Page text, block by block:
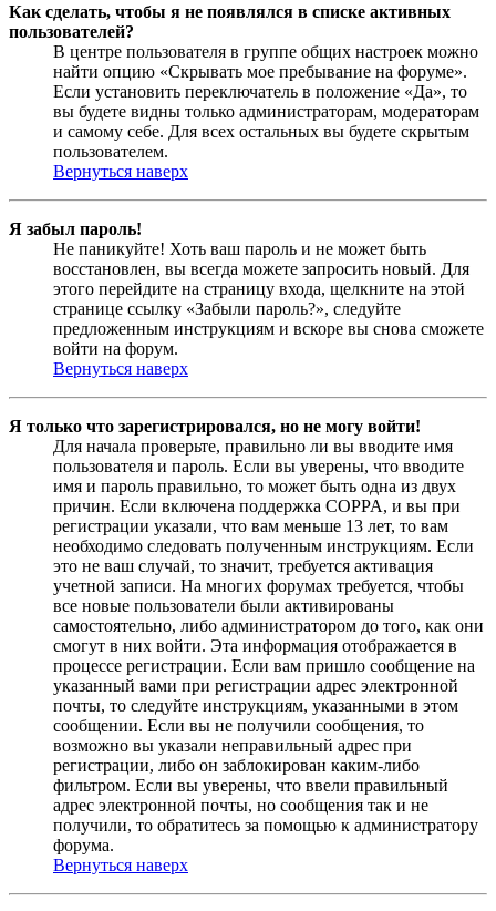
Как сделать, чтобы я не появлялся в списке активных
пользователей?
В центре пользователя в группе общих настроек можно
найти опцию «Скрывать мое пребывание на форуме».
Если установить переключатель в положение «Да», то
вы будете видны только администраторам, модераторам
и самому себе. Для всех остальных вы будете скрытым
пользователем.
Вернуться наверх
Я забыл пароль!
Не паникуйте! Хоть ваш пароль и не может быть
восстановлен, вы всегда можете запросить новый. Для
этого перейдите на страницу входа, щелкните на этой
странице ссылку «Забыли пароль?», следуйте
предложенным инструкциям и вскоре вы снова сможете
войти на форум.
Вернуться наверх
Я только что зарегистрировался, но не могу войти!
Для начала проверьте, правильно ли вы вводите имя
пользователя и пароль. Если вы уверены, что вводите
имя и пароль правильно, то может быть одна из двух
причин. Если включена поддержка COPPA, и вы при
регистрации указали, что вам меньше 13 лет, то вам
необходимо следовать полученным инструкциям. Если
это не ваш случай, то значит, требуется активация
учетной записи. На многих форумах требуется, чтобы
все новые пользователи были активированы
самостоятельно, либо администратором до того, как они
смогут в них войти. Эта информация отображается в
процессе регистрации. Если вам пришло сообщение на
указанный вами при регистрации адрес электронной
почты, то следуйте инструкциям, указанными в этом
сообщении. Если вы не получили сообщения, то
возможно вы указали неправильный адрес при
регистрации, либо он заблокирован каким-либо
фильтром. Если вы уверены, что ввели правильный
адрес электронной почты, но сообщения так и не
получили, то обратитесь за помощью к администратору
форума.
Вернуться наверх